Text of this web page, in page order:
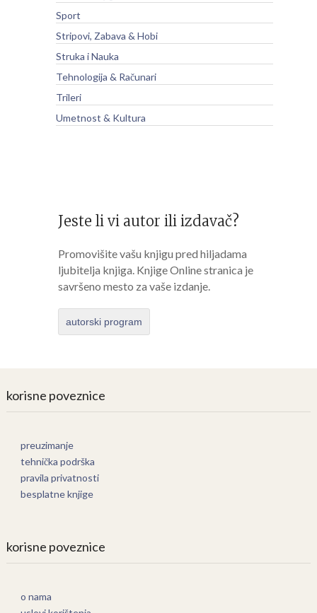
Sport
Stripovi, Zabava & Hobi
Struka i Nauka
Tehnologija & Računari
Trileri
Umetnost & Kultura
Jeste li vi autor ili izdavač?
Promovišite vašu knjigu pred hiljadama
ljubitelja knjiga. Knjige Online stranica je
savršeno mesto za vaše izdanje.
autorski program
korisne poveznice
preuzimanje
tehnička podrška
pravila privatnosti
besplatne knjige
korisne poveznice
o nama